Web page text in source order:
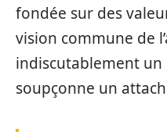
fondée sur des
vision commune de
indiscutablement un
soupçonne un